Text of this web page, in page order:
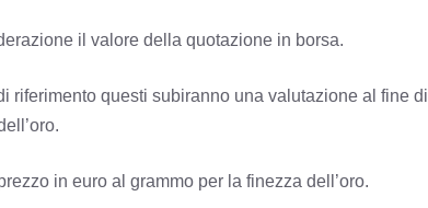
il valore della quotazione in borsa.
riferimento questi subiranno una valutazione al fine di
in euro al grammo per la finezza dell’oro.